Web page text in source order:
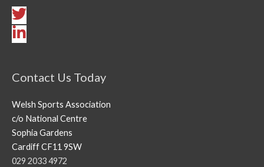
Contact Us Today
Welsh Sports Association
c/o National Centre
Sophia Gardens
Cardiff CF11 9SW
029 2033 4972